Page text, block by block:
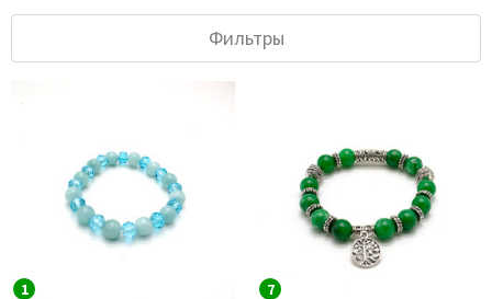
Фильтры
1 7